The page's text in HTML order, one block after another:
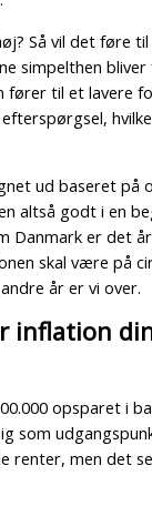
Så vil det føre
simpelthen bliver
fører til et lavere
ud baseret på
altså godt i en
Danmark er det
skal være på
år er vi over.
inflation
opsparet i
som
renter, men det